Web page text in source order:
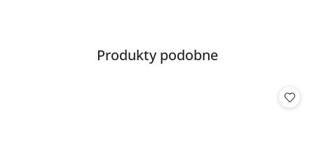
Pomiń karuzelę produktów
Produkty
Produkty podobne